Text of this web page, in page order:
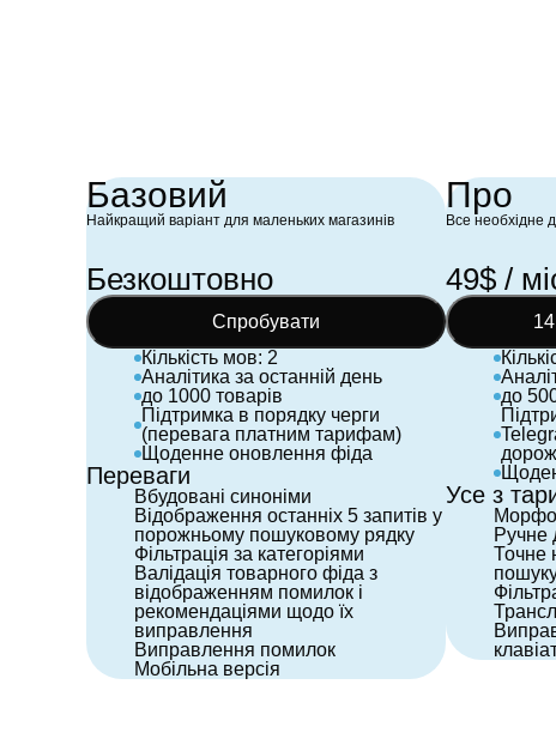
Базовий
Найкращий варіант для маленьких магазинів
Безкоштовно
Cпробувати
Кількість мов: 2
Аналітика за останній день
до 1000 товарів
Підтримка в порядку черги
(перевага платним тарифам)
Щоденне оновлення фіда
Переваги
Вбудовані синоніми
Відображення останніх 5 запитів у
порожньому пошуковому рядку
Фільтрація за категоріями
Валідація товарного фіда з
відображенням помилок і
рекомендаціями щодо їх
виправлення
Виправлення помилок
Мобільна версія
Про
Все необхідне
49$ /
до
Усе з
Ручне
Точне